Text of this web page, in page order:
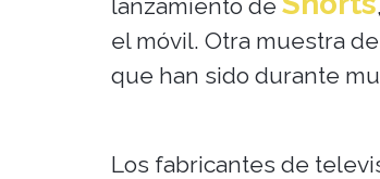
lanzamiento de
el móvil. Otra muestra
que han sido durante
Los fabricantes de